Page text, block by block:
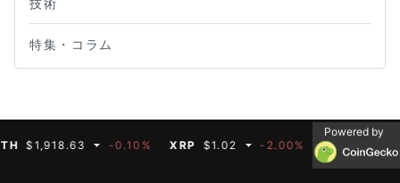
特集・コラム
-0.10% XRP $1.02 -2.00% BNB $592.66
Powered by